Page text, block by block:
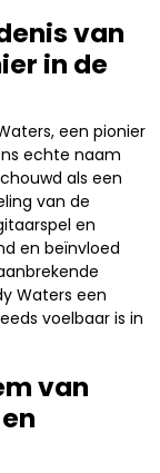
van
in de
een pionier
echte naam
als een
van de
en
en beïnvloed
Waters een
voelbaar is in
van